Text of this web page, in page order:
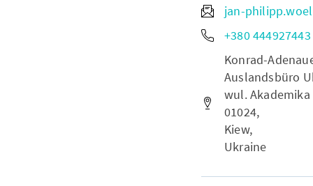
jan-
+380 444927443
Konrad-
Auslandsbüro
wul.
01024,
Kiew,
Ukraine